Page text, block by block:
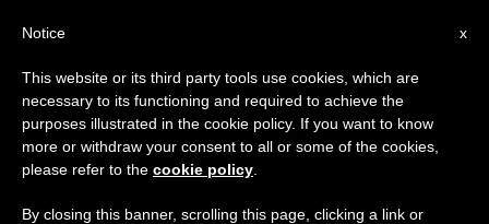
انعقاد الجمعية العامة لمجلس اساقفة
إيطاليا
x
Notice
This website or its third party tools use cookies, which are
necessary to its functioning and required to achieve the
purposes illustrated in the cookie policy. If you want to know
more or withdraw your consent to all or some of the cookies,
please refer to the cookie policy
By closing this banner, scrolling this page, clicking a link or